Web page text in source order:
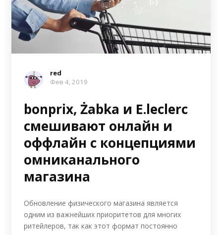
red
Фев 4, 2019
bonprix, Żabka и E.leclerc
смешивают онлайн и
оффлайн с концепциями
омниканального
магазина
Обновление физического магазина является
одним из важнейших приоритетов для многих
ритейлеров, так как этот формат постоянно